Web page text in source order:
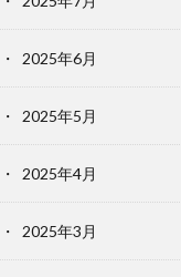
2025年6月
2025年5月
2025年4月
2025年3月